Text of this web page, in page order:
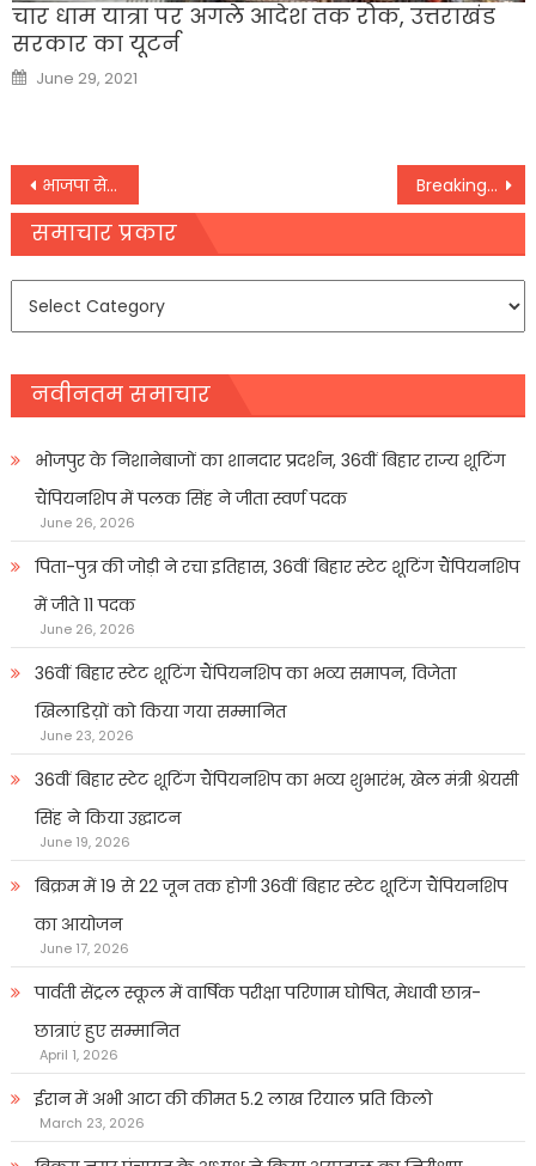
चार धाम यात्रा पर अगले आदेश तक रोक, उत्तराखंड
सरकार का यूटर्न
Posted
on
June 29, 2021
Post
navigation
भाजपा से निकाले गए नवीन कुमार जिंदल के परिवार ने छोड़ा दिल्ली, लगातार मिल रही है जान से मारने की धमकी Breaking News : पश्चिम बंगाल के हावड़ा में पुलिस और प्रदर्शनकारियों के बीच झड़प, रांची के 12 थाना क्षेत्रों में धारा 144 लागू
समाचार प्रकार
समाचार
नवीनतम समाचार
भोजपुर के निशानेबाजों का शानदार प्रदर्शन, 36वीं बिहार राज्य शूटिंग
चैंपियनशिप में पलक सिंह ने जीता स्वर्ण पदक
June 26, 2026
पिता-पुत्र की जोड़ी ने रचा इतिहास, 36वीं बिहार स्टेट शूटिंग चैंपियनशिप
में जीते 11 पदक
June 26, 2026
36वीं बिहार स्टेट शूटिंग चैंपियनशिप का भव्य समापन, विजेता
खिलाडिय़ों को किया गया सम्मानित
June 23, 2026
36वीं बिहार स्टेट शूटिंग चैंपियनशिप का भव्य शुभारंभ, खेल मंत्री श्रेयसी
सिंह ने किया उद्घाटन
June 19, 2026
बिक्रम में 19 से 22 जून तक होगी 36वीं बिहार स्टेट शूटिंग चैंपियनशिप
का आयोजन
June 17, 2026
पार्वती सेंट्रल स्कूल में वार्षिक परीक्षा परिणाम घोषित, मेधावी छात्र-
छात्राएं हुए सम्मानित
April 1, 2026
ईरान में अभी आटा की कीमत 5.2 लाख रियाल प्रति किलो
March 23, 2026